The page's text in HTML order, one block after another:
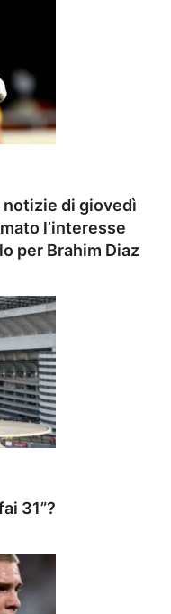
di giovedì
l’interesse
per Brahim Diaz
31”?